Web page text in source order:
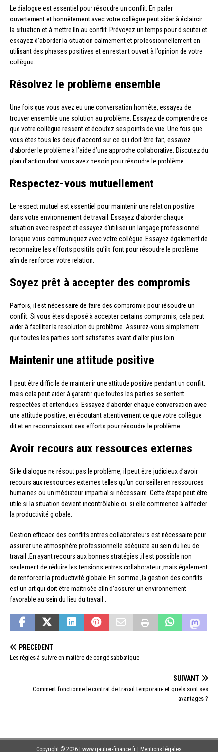
Le dialogue est essentiel pour résoudre un conflit. En parler
ouvertement et honnêtement avec votre collègue peut aider à éclaircir
la situation et à mettre fin au conflit. Prévoyez un temps pour discuter et
essayez d’aborder la situation calmement et professionnellement en
utilisant des phrases positives et en restant ouvert à l’opinion de votre
collègue.
Résolvez le problème ensemble
Une fois que vous avez eu une conversation honnête, essayez de
trouver ensemble une solution au problème. Essayez de comprendre ce
que votre collègue ressent et écoutez ses points de vue. Une fois que
vous êtes tous les deux d’accord sur ce qui doit être fait, essayez
d’aborder le problème à l’aide d’une approche collaborative. Discutez du
plan d’action dont vous avez besoin pour résoudre le problème.
Respectez-vous mutuellement
Le respect mutuel est essentiel pour maintenir une relation positive
dans votre environnement de travail. Essayez d’aborder chaque
situation avec respect et essayez d’utiliser un langage professionnel
lorsque vous communiquez avec votre collègue. Essayez également de
reconnaître les efforts positifs qu’ils font pour résoudre le problème
afin de renforcer votre relation.
Soyez prêt à accepter des compromis
Parfois, il est nécessaire de faire des compromis pour résoudre un
conflit. Si vous êtes disposé à accepter certains compromis, cela peut
aider à faciliter la resolution du problème. Assurez-vous simplement
que toutes les parties sont satisfaites avant d’aller plus loin.
Maintenir une attitude positive
Il peut être difficile de maintenir une attitude positive pendant un conflit,
mais cela peut aider à garantir que toutes les parties se sentent
respectées et entendues. Essayez d’aborder chaque conversation avec
une attitude positive, en écoutant attentivement ce que votre collègue
dit et en reconnaissant ses efforts pour résoudre le problème.
Avoir recours aux ressources externes
Si le dialogue ne résout pas le problème, il peut être judicieux d’avoir
recours aux ressources externes telles qu’un conseiller en ressources
humaines ou un médiateur impartial si nécessaire. Cette étape peut être
utile si la situation devient incontrôlable ou si elle commence à affecter
la productivité globale.
Gestion efficace des conflits entres collaborateurs est nécessaire pour
assurer une atmosphère professionnelle adéquate au sein du lieu de
travail .En ayant recours aux bonnes stratégies ,il est possible non
seulement de réduire les tensions entres collaborateur ,mais également
de renforcer la productivité globale .En somme ,la gestion des conflits
est un art qui doit être maîtrisée afin d’assurer un environnement
favorable au sein du lieu du travail .
PRÉCÉDENT
Les règles à suivre en matière de congé sabbatique
SUIVANT
Comment fonctionne le contrat de travail temporaire et quels sont ses
avantages ?
Copyright © 2026 | www.gautier-finance.fr | Mentions légales